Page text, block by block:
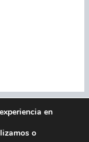
| Contacto
en
o